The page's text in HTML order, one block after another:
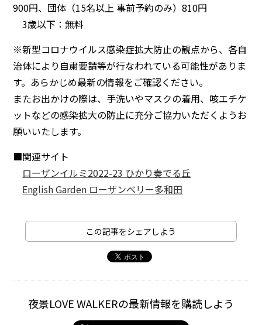
900円、団体（15名以上 事前予約のみ）810円
3歳以下：無料
※新型コロナウイルス感染症拡大防止の観点から、各自
治体により自粛要請等が行なわれている可能性がありま
す。あらかじめ最新の情報をご確認ください。
またお出かけの際は、手洗いやマスクの着用、咳エチケ
ットなどの感染拡大の防止に充分ご協力いただくようお
願いいたします。
■関連サイト
ローザンイルミ2022-23 ひかり奏でる丘
English Garden ローザンベリー多和田
この記事をシェアしよう
夜景LOVE WALKERの最新情報を購読しよう